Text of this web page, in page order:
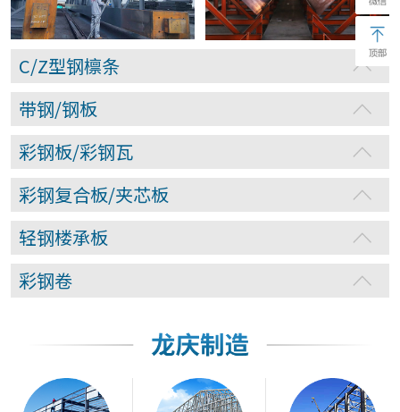
C/Z型钢檩条
带钢/钢板
彩钢板/彩钢瓦
彩钢复合板/夹芯板
轻钢楼承板
彩钢卷